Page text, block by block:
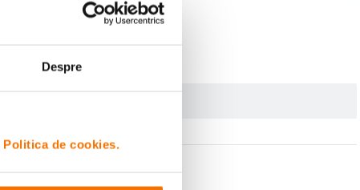
Despre
Politica de cookies.